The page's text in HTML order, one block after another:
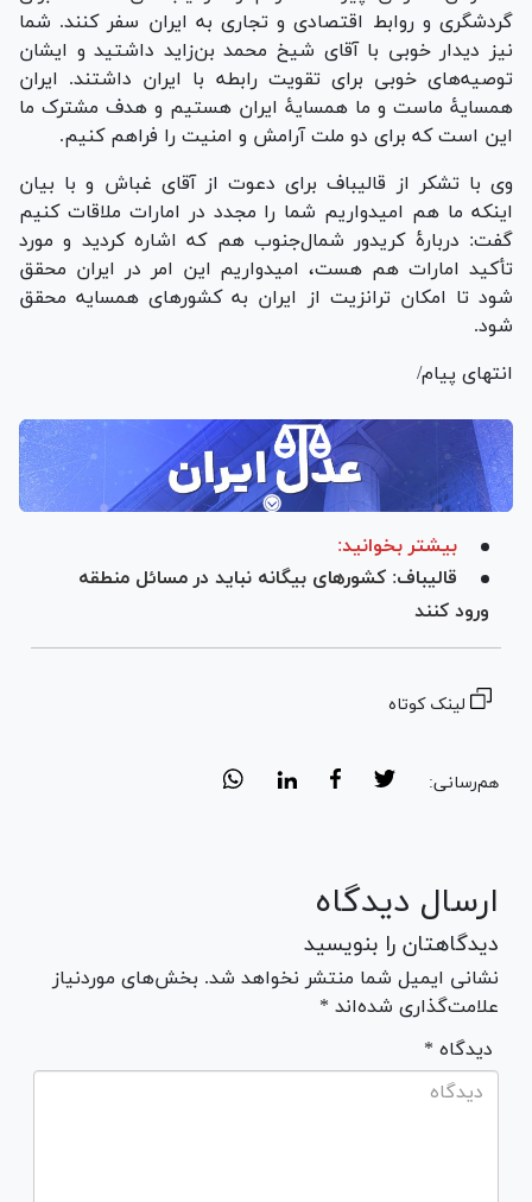
گردشگری و روابط اقتصادی و تجاری به ایران سفر کنند. شما
نیز دیدار خوبی با آقای شیخ محمد بن‌زاید داشتید و ایشان
توصیه‌های خوبی برای تقویت رابطه با ایران داشتند. ایران
همسایۀ ماست و ما همسایۀ ایران هستیم و هدف مشترک ما
این است که برای دو ملت آرامش و امنیت را فراهم کنیم.
وی با تشکر از قالیباف برای دعوت از آقای غباش و با بیان
اینکه ما هم امیدواریم شما را مجدد در امارات ملاقات کنیم
گفت: دربارۀ کریدور شمال‌جنوب هم که اشاره کردید و مورد
تأکید امارات هم هست، امیدواریم این امر در ایران محقق
شود تا امکان ترانزیت از ایران به کشور‌های همسایه محقق
شود.
انتهای پیام/
بیشتر بخوانید:
قالیباف: کشور‌های بیگانه نباید در مسائل منطقه
ورود کنند
لینک کوتاه
هم‌رسانی:
ارسال دیدگاه
دیدگاهتان را بنویسید
نشانی ایمیل شما منتشر نخواهد شد. بخش‌های موردنیاز
علامت‌گذاری شده‌اند *
* دیدگاه